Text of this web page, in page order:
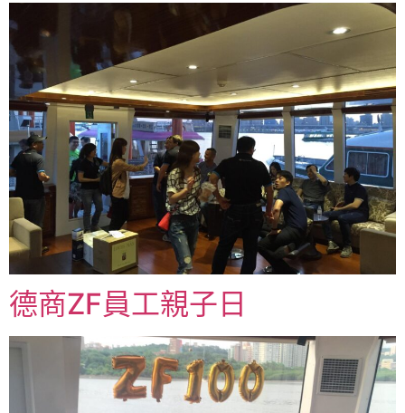
德商ZF員工親子日